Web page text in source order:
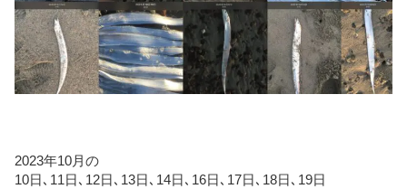
2023年10月の
10日､11日､12日､13日､14日､16日､17日､18日､19日